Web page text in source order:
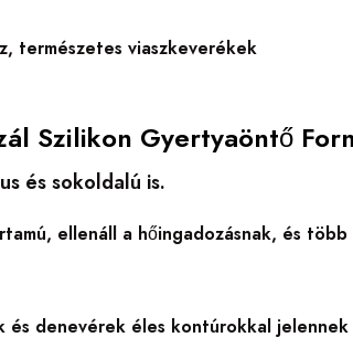
természetes viaszkeverékek
Szilikon Gyertyaöntő
és sokoldalú is.
ellenáll a hőingadozásnak, és
és denevérek éles kontúrokkal